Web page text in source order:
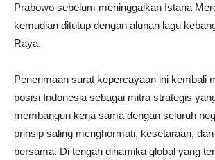
Prabowo sebelum meninggalkan Istana
kemudian ditutup dengan alunan lagu
Raya.
Penerimaan surat kepercayaan ini kembali
posisi Indonesia sebagai mitra strategis
membangun kerja sama dengan seluruh
prinsip saling menghormati, kesetaraan,
bersama. Di tengah dinamika global yang